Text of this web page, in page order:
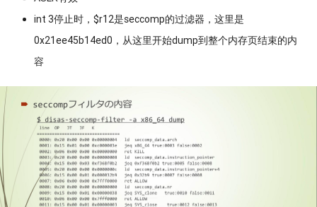
int 3停止时，$r12是seccomp的过滤器，这里是
0x21ee45b14ed0，从这里开始dump到整个内存页结束的内
容